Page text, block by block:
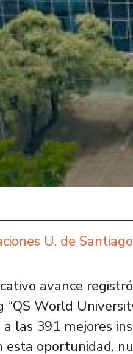
U. de Santiago
avance
“QS World
a las 391 mejores
esta oportunidad,